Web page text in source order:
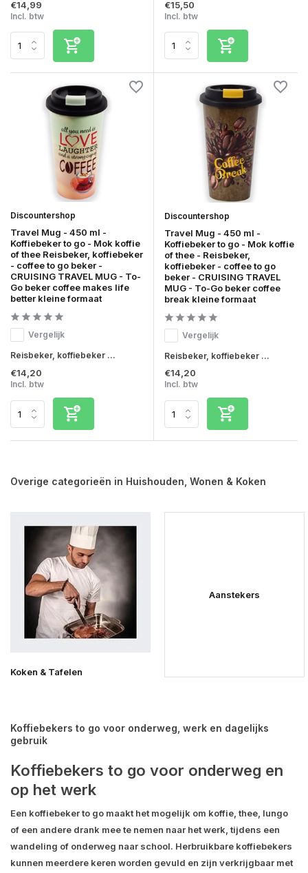
€14,99
Incl. btw
€15,50
Incl. btw
Discountershop
Travel Mug - 450 ml -
Koffiebeker to go - Mok koffie
of thee Reisbeker, koffiebeker
- coffee to go beker -
CRUISING TRAVEL MUG - To-
Go beker coffee makes life
better kleine formaat
Vergelijk
Reisbeker, koffiebeker ...
€14,20
Incl. btw
Discountershop
Travel Mug - 450 ml -
Koffiebeker to go - Mok koffie
of thee - Reisbeker,
koffiebeker - coffee to go
beker - CRUISING TRAVEL
MUG - To-Go beker coffee
break kleine formaat
Vergelijk
Reisbeker, koffiebeker ...
€14,20
Incl. btw
Overige categorieën in Huishouden, Wonen & Koken
Koken & Tafelen
Aanstekers
Koffiebekers to go voor onderweg, werk en dagelijks
gebruik
Koffiebekers to go voor onderweg en
op het werk
Een koffiebeker to go maakt het mogelijk om koffie, thee, lungo
of een andere drank mee te nemen naar het werk, tijdens een
wandeling of onderweg naar school. Herbruikbare koffiebekers
kunnen meerdere keren worden gevuld en zijn verkrijgbaar met